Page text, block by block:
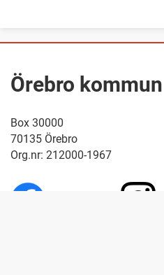
Örebro kommun
Box 30000
70135 Örebro
Org.nr: 212000-1967